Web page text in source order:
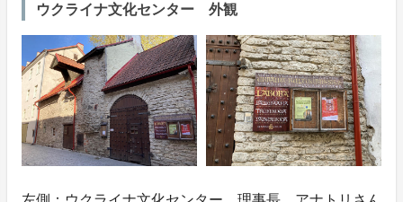
ウクライナ文化センター 外観